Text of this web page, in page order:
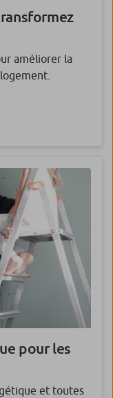
améliorer la
pour les
et toutes